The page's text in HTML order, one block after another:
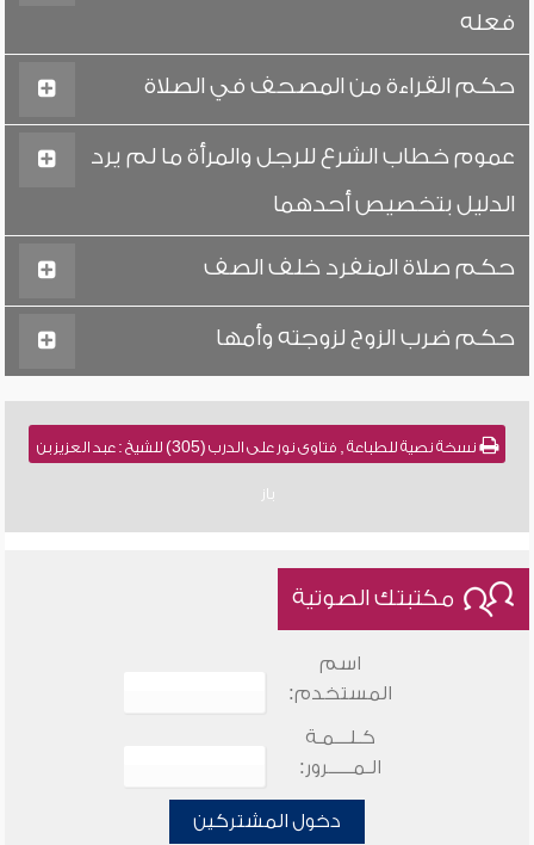
فعله
حكم القراءة من المصحف في الصلاة
عموم خطاب الشرع للرجل والمرأة ما لم يرد
الدليل بتخصيص أحدهما
حكم صلاة المنفرد خلف الصف
حكم ضرب الزوج لزوجته وأمها
نسخة نصية للطباعة , فتاوى نور على الدرب (305) للشيخ : عبد العزيز بن
باز
مكتبتك الصوتية
اسم
المستخدم:
كـلـــمـة
الـمـــــرور:
دخول المشتركين